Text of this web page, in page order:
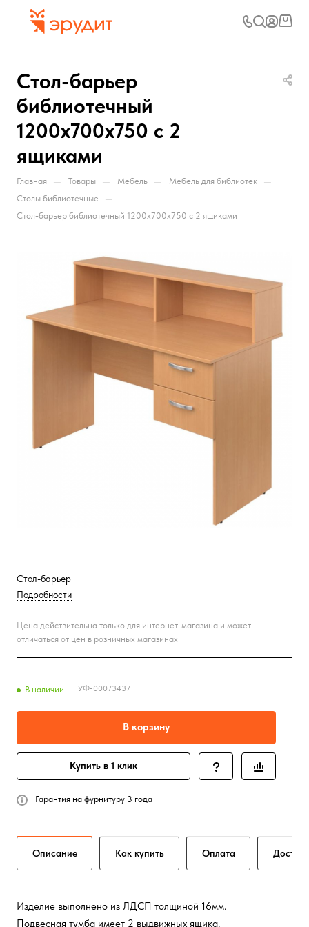
Стол-барьер
библиотечный
1200х700х750 с 2
ящиками
Главная — Товары — Мебель — Мебель для библиотек —
Столы библиотечные —
Стол-барьер библиотечный 1200х700х750 с 2 ящиками
Стол-барьер
Подробности
Цена действительна только для интернет-магазина и может
отличаться от цен в розничных магазинах
В наличии УФ-00073437
В корзину
Купить в 1 клик
Гарантия на фурнитуру 3 года
Описание Как купить Оплата
Изделие выполнено из ЛДСП толщиной 16мм.
Подвесная тумба имеет 2 выдвижных ящика.